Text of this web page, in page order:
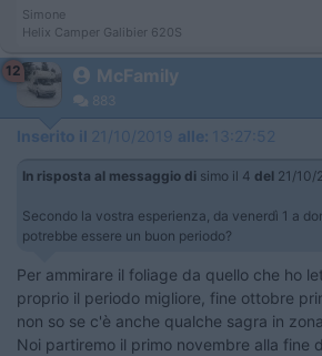
Simone
Helix Camper Galibier 620S
12 McFamily
883
Inserito il 21/10/2019 alle: 13:27:52
In risposta al messaggio di simo il 4 del 21/10/
Secondo la vostra esperienza, da venerdì 1 a
potrebbe essere un buon periodo?
Per ammirare il foliage da quello che ho
proprio il periodo migliore, fine ottobre
non so se c'è anche qualche sagra in
Noi partiremo il primo novembre alla fine